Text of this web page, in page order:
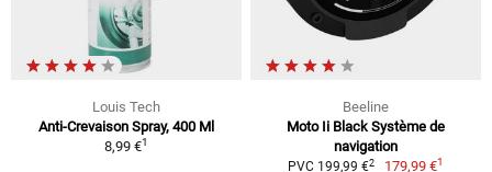
Louis Tech
Anti-Crevaison Spray, 400 Ml
8,99 €1
Beeline
Moto Ii Black Système de
navigation
PVC 199,99 €2 179,99 €1